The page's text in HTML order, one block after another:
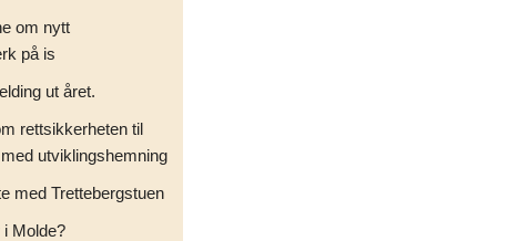
om nytt
på is
ut året.
rettsikkerheten til
utviklingshemning
med Trettebergstuen
i Molde?